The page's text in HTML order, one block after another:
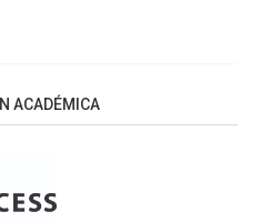
ACADÉMICA